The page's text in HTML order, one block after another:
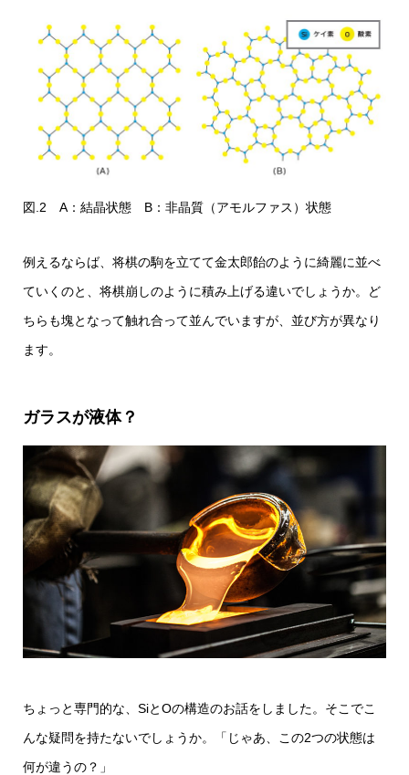
図.2 A：結晶状態 B：非晶質（アモルファス）状態
例えるならば、将棋の駒を立てて金太郎飴のように綺麗に並べ
ていくのと、将棋崩しのように積み上げる違いでしょうか。ど
ちらも塊となって触れ合って並んでいますが、並び方が異なり
ます。
ガラスが液体？
ちょっと専門的な、SiとOの構造のお話をしました。そこでこ
んな疑問を持たないでしょうか。「じゃあ、この2つの状態は
何が違うの？」